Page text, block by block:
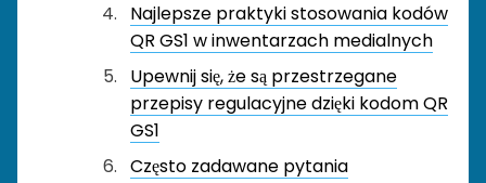
Najlepsze praktyki stosowania kodów
QR GS1 w inwentarzach medialnych
Upewnij się, że są przestrzegane
przepisy regulacyjne dzięki kodom QR
GS1
Często zadawane pytania